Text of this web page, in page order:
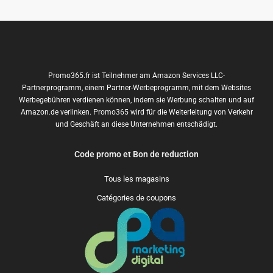
Promo365.fr ist Teilnehmer am Amazon Services LLC-
Partnerprogramm, einem Partner-Werbeprogramm, mit dem Websites
Werbegebühren verdienen können, indem sie Werbung schalten und auf
Amazon.de verlinken. Promo365 wird für die Weiterleitung von Verkehr
und Geschäft an diese Unternehmen entschädigt.
Code promo et Bon de reduction
Tous les magasins
Catégories de coupons